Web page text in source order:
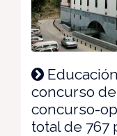
concurso
concurso-
total de 767